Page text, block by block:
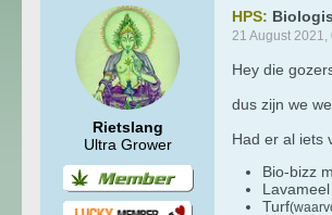
Rietslang
Ultra Grower
HPS:
21 August 2021,
Hey die
dus zijn we
Had er al iets
Bio-bizz
Lavameel
Turf